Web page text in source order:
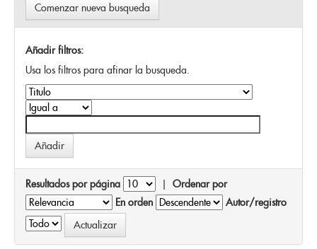
Comenzar nueva busqueda
Añadir filtros:
Usa los filtros para afinar la busqueda.
Resultados por página | Ordenar por
En orden
Autor/registro